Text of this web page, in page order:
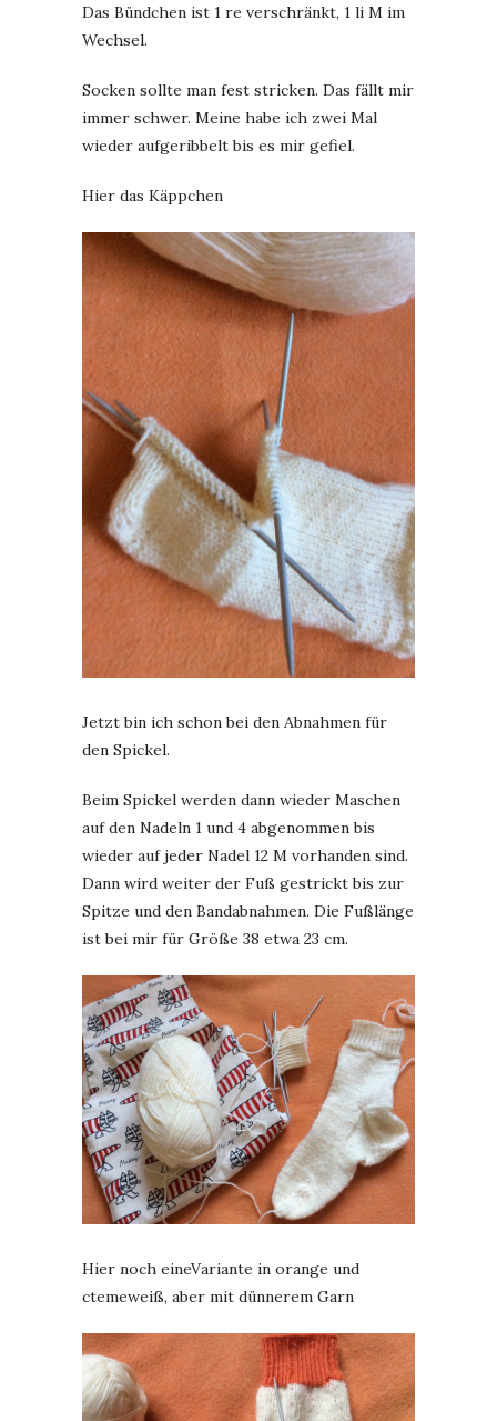
Das Bündchen ist 1 re verschränkt, 1 li M im
Wechsel.
Socken sollte man fest stricken. Das fällt mir
immer schwer. Meine habe ich zwei Mal
wieder aufgeribbelt bis es mir gefiel.
Hier das Käppchen
Jetzt bin ich schon bei den Abnahmen für
den Spickel.
Beim Spickel werden dann wieder Maschen
auf den Nadeln 1 und 4 abgenommen bis
wieder auf jeder Nadel 12 M vorhanden sind.
Dann wird weiter der Fuß gestrickt bis zur
Spitze und den Bandabnahmen. Die Fußlänge
ist bei mir für Größe 38 etwa 23 cm.
Hier noch eineVariante in orange und
ctemeweiß, aber mit dünnerem Garn